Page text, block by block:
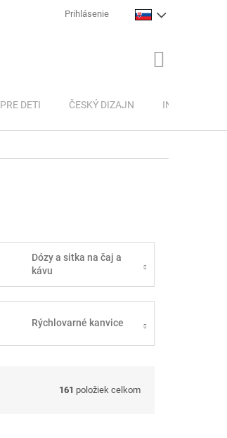
Prihlásenie
PRE DETI ČESKÝ DIZAJN INSPIRACE
Dózy a sitka na čaj a
kávu
Rýchlovarné kanvice
161 položiek celkom